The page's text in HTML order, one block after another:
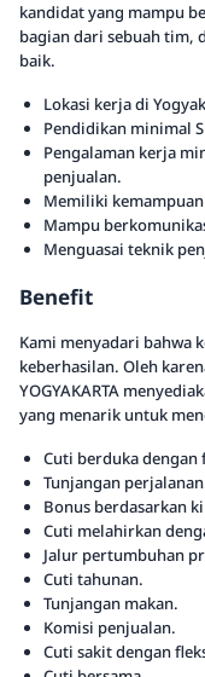
kandidat yang mampu
bagian dari sebuah tim,
baik.
Lokasi kerja di
Pendidikan minimal
Pengalaman kerja
penjualan.
Memiliki
Mampu
Menguasai teknik
Benefit
Kami menyadari bahwa
keberhasilan. Oleh
YOGYAKARTA
yang menarik untuk
Cuti berduka dengan
Tunjangan
Bonus berdasarkan
Cuti melahirkan
Jalur pertumbuhan
Cuti tahunan.
Tunjangan makan.
Komisi penjualan.
Cuti sakit dengan